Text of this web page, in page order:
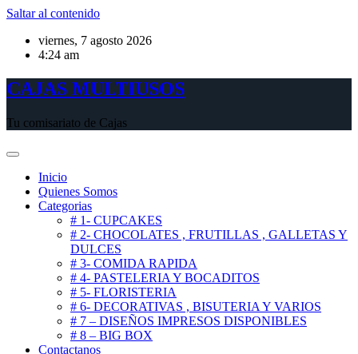
Saltar al contenido
viernes, 7 agosto 2026
4:24 am
CAJAS MULTIUSOS
Tu comisariato de Cajas
Inicio
Quienes Somos
Categorias
# 1- CUPCAKES
# 2- CHOCOLATES , FRUTILLAS , GALLETAS Y
DULCES
# 3- COMIDA RAPIDA
# 4- PASTELERIA Y BOCADITOS
# 5- FLORISTERIA
# 6- DECORATIVAS , BISUTERIA Y VARIOS
# 7 – DISEÑOS IMPRESOS DISPONIBLES
# 8 – BIG BOX
Contactanos